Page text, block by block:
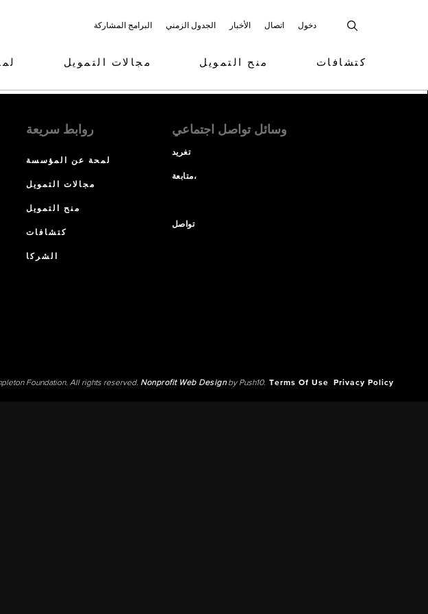
البرامج المشاركة الجدول الزمني الأخبار اتصال دخول
مجالات التمويل منح التمويل كتشافات
روابط سريعة
لمحة عن المؤسسة
مجالات التمويل
منح التمويل
كتشافات
الشركا
وسائل تواصل اجتماعي
تغريد
متابعة،
تواصل
Foundation. All rights reserved. Nonprofit Web Designby Push10. Terms Of Use Privacy Policy